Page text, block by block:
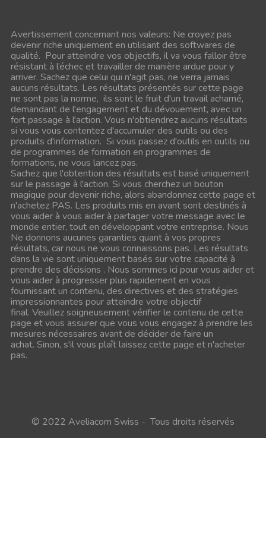
Avertissement concernant nos valeurs: Ne croyez pas
devenir riche uniquement en utilisant des softwares de
qualité. Pour atteindre vos objectifs, il va vous falloir être
résistant à l’échec et travailler de manière ardue pour y
arriver. Sachez que celui qui n'agit pas, ne verra jamais
aucuns résultats. Les résultats présentés sur cette page
ne sont pas la norme, ils sont le fruit d'un travail acharné,
demandant de l'engagement et du dévouement, avec un
fort passage à l'action. Vous n'obtiendrez aucuns résultats
si vous vous contentez d'accumuler des outils ou des
produits d'information. Si vous passez d'outils en outils ou
de programmes de formation en programmes de
formations, ne vous lancez pas.
Sachez que l'obtention des résultats est basé uniquement
sur le passage à l'action. Si vous cherchez un bouton
magique pour devenir riche, alors abandonnez cette page et
n'achetez PAS. Les produits mis en avant sont destinés à
vous aider à vous aider à partager votre message avec le
monde entier, tout en développant votre entreprise. Nous
Ne donnons aucunes garanties quant à vos propres
résultats, car nous ne vous connaissons pas. Les résultats
dans la vie sont uniquement basés sur votre capacité à
prendre des décisions . Nous sommes ici pour vous aider et
vous aider à progresser plus rapidement en vous
fournissant un contenu, des directives et des stratégies
impressionnantes pour atteindre votre objectif
final. Veuillez soigneusement vérifier le contenu de cette
page et vous assurer que vous vous engagez à prendre les
mesures nécessaires avant de décider de faire un
achat. Sinon, s'il vous plaît laissez cette page et n'acheter
pas.
© 2022 Aveliacom Swiss - Tous droits réservés